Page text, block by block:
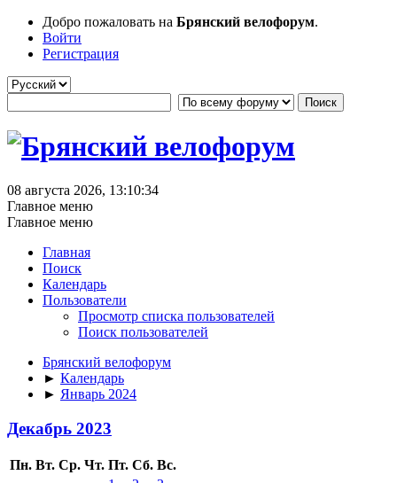
Добро пожаловать на Брянский велофорум.
Войти
Регистрация
08 августа 2026, 13:10:34
Главное меню
Главное меню
Главная
Поиск
Календарь
Пользователи
Просмотр списка пользователей
Поиск пользователей
Брянский велофорум
► Календарь
► Январь 2024
Декабрь 2023
Пн. Вт. Ср. Чт. Пт. Сб. Вс.